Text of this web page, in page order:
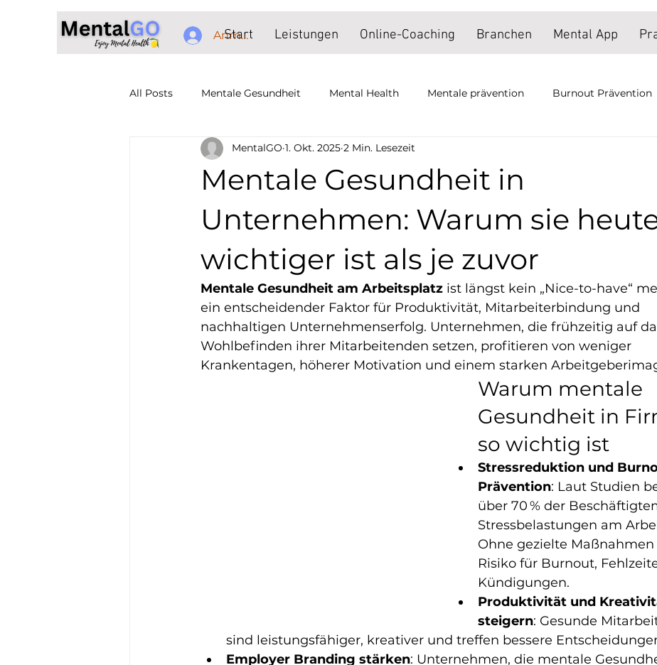
Anmelden
Start Leistungen Online-Coaching Branchen Mental App
All Posts Mentale Gesundheit Mental Health Mentale prävention Burnout Prävention
Mentale Gesundheit Arbeitsplatz Mental Health Mentale
Mental Health Düsseldorf Mentale Gesundheit Düsseldorf Mentale Gesundheit
Burnout Hilfe Düsseldorf Medntal Coach Mental Coach Düsseldorf
Mental Coach Benrath Stresbewältigung Düsseldorf
Mentale Gesundheit in
Unternehmen: Warum sie
wichtiger ist als je zuvor
MentalGO 1. Okt. 2025 2 Min. Lesezeit
Mentale Gesundheit am Arbeitsplatz ist längst kein „Nice-to-have“
ein entscheidender Faktor für Produktivität, Mitarbeiterbindung und
nachhaltigen Unternehmenserfolg. Unternehmen, die frühzeitig auf
Wohlbefinden ihrer Mitarbeitenden setzen, profitieren von weniger
Krankentagen, höherer Motivation und einem starken
Warum mentale
Gesundheit in
so wichtig ist
Stressreduktion und
Prävention: Laut Studien
über 70 % der
Stressbelastungen am
Ohne gezielte
Risiko für Burnout,
Kündigungen.
Produktivität und
steigern: Gesunde
sind leistungsfähiger, kreativer und treffen bessere
Employer Branding stärken: Unternehmen, die mentale